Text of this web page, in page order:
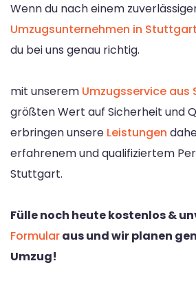
Wenn du nach einem
Umzugsunternehmen in Stuttgart
du bei uns genau richtig.
mit unserem Umzugsservice
größten Wert auf Sicherheit und
erbringen unsere Leistungen
erfahrenem und qualifiziertem
Stuttgart.
Fülle noch heute kostenlos &
Formularaus und wir planen
Umzug!